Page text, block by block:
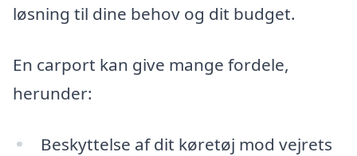
løsning til dine behov og dit budget.
En carport kan give mange fordele,
herunder:
Beskyttelse af dit køretøj mod vejrets